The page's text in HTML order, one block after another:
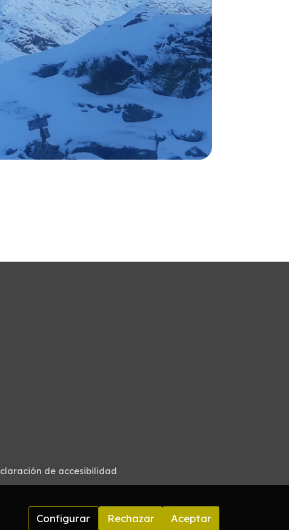
de accesibilidad
Configurar Rechazar Aceptar